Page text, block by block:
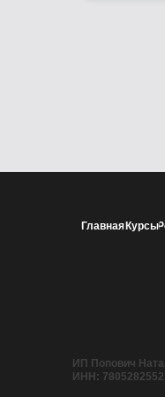
ГлавнаяКурсы
ИП Попович
ИНН: